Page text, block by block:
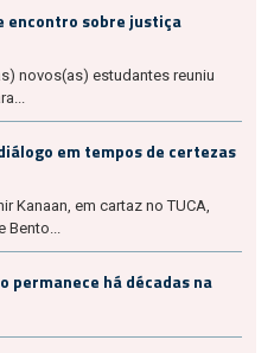
encontro sobre justiça
novos(as) estudantes reuniu
em tempos de certezas
Kanaan, em cartaz no TUCA,
Bento...
permanece há décadas na